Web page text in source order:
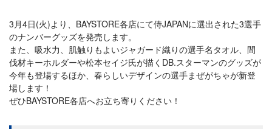
3月4日(火)より、BAYSTORE各店にて侍JAPANに選出された3選手
のナンバーグッズを発売します。
また、吸水力、肌触りもよいジャガード織りの選手名タオル、間
伐材キーホルダーや松本セイジ氏が描くDB.スターマンのグッズが
今年も登場するほか、春らしいデザインの選手まぜがちゃが新登
場します！
ぜひBAYSTORE各店へお立ち寄りください！